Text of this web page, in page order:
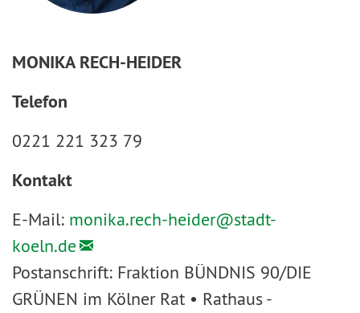
MONIKA RECH-HEIDER
Telefon
0221 221 323 79
Kontakt
E-Mail: monika.rech-heider@stadt-
koeln.de
Postanschrift: Fraktion BÜNDNIS 90/DIE
GRÜNEN im Kölner Rat • Rathaus -